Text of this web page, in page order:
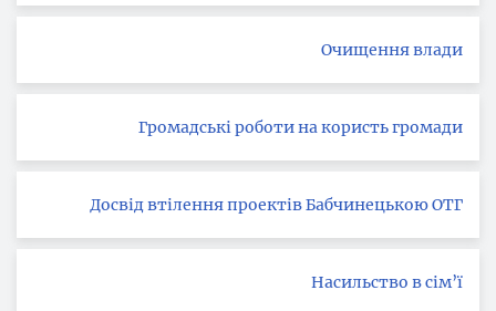
Очищення влади
Громадські роботи на користь громади
Досвід втілення проектів Бабчинецькою ОТГ
Насильство в сім’ї